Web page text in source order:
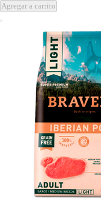
Agregar a carrito